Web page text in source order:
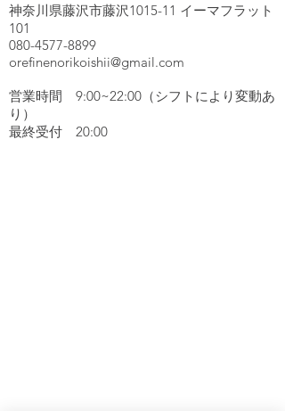
神奈川県藤沢市藤沢1015-11 イーマフラット
101
080-4577-8899
orefinenorikoishii@gmail.com
営業時間 9:00~22:00（シフトにより変動あ
り）
​最終受付 20:00